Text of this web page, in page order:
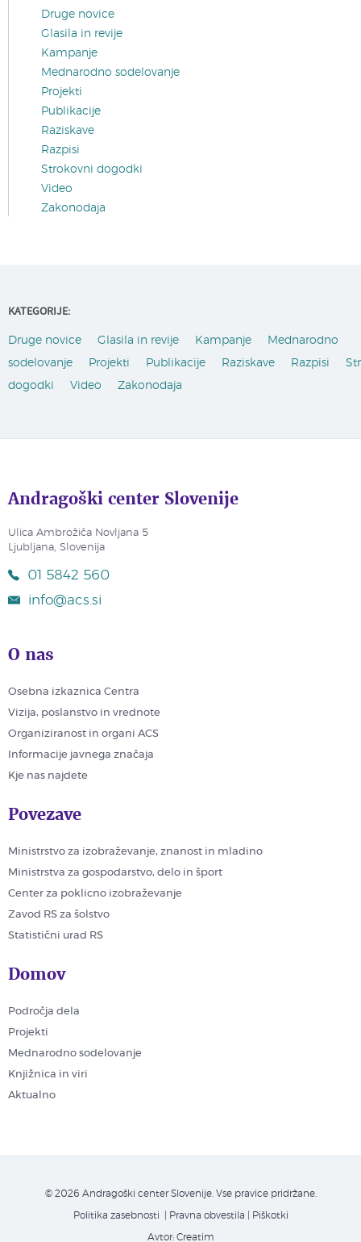
Druge novice
Glasila in revije
Kampanje
Mednarodno sodelovanje
Projekti
Publikacije
Raziskave
Razpisi
Strokovni dogodki
Video
Zakonodaja
KATEGORIJE:
Druge novice Glasila in revije Kampanje
Mednarodno
sodelovanje
Projekti Publikacije Raziskave Razpisi
dogodki
Video Zakonodaja
Andragoški center Slovenije
Ulica Ambrožiča Novljana 5
Ljubljana, Slovenija
01 5842 560
info@acs.si
O nas
Osebna izkaznica Centra
Vizija, poslanstvo in vrednote
Organiziranost in organi ACS
Informacije javnega značaja
Kje nas najdete
Povezave
Ministrstvo za izobraževanje, znanost in mladino
Ministrstva za gospodarstvo, delo in šport
Center za poklicno izobraževanje
Zavod RS za šolstvo
Statistični urad RS
Domov
Področja dela
Projekti
Mednarodno sodelovanje
Knjižnica in viri
Aktualno
© 2026 Andragoški center Slovenije. Vse pravice pridržane.
Politika zasebnosti | Pravna obvestila Piškotki
Avtor: Creatim